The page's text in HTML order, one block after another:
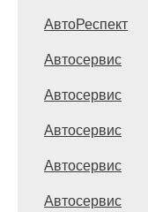
АвтоРеспект
Автосервис
Автосервис
Автосервис
Автосервис
Автосервис